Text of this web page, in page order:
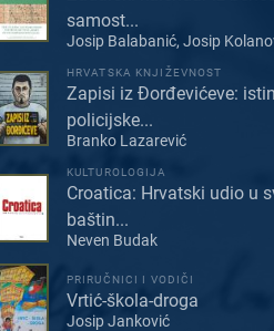
samost...
Josip Balabanić, Josip
HRVATSKA KNJIŽEVNOST
Zapisi iz Đorđevićeve:
policijske...
Branko Lazarević
KULTUROLOGIJA
Croatica: Hrvatski udio u
baštin...
Neven Budak
PRIRUČNICI I VODIČI
Vrtić-škola-droga
Josip Janković